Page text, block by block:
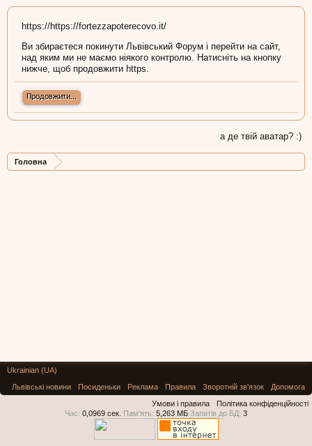
https://https://fortezzapoterecovo.it/
Ви збираєтеся покинути Львівський Форум і перейти на сайт,
над яким ми не маємо ніякого контролю. Натисніть на кнопку
нижче, щоб продовжити https.
Продовжити...
а де твій аватар? :)
Головна
Ukrainian (UA)
Львівські новини
Посиденьки Реклама Правила Зворотній зв'язок
Допомога
Умови і правила
Політика конфіденційності
Час: 0,0969 сек. Пам'ять: 5,263 МБ Запитів до БД: 3